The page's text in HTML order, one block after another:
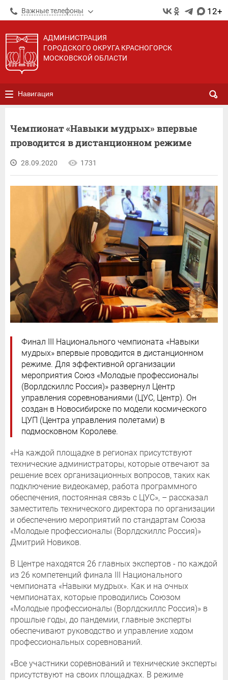
Важные телефоны 12+
АДМИНИСТРАЦИЯ
ГОРОДСКОГО ОКРУГА КРАСНОГОРСК
МОСКОВСКОЙ ОБЛАСТИ
Навигация
Чемпионат «Навыки мудрых» впервые
проводится в дистанционном режиме
28.09.2020 1731
Финал III Национального чемпионата «Навыки
мудрых» впервые проводится в дистанционном
режиме. Для эффективной организации
мероприятия Союз «Молодые профессионалы
(Ворлдскиллс Россия)» развернул Центр
управления соревнованиями (ЦУС, Центр). Он
создан в Новосибирске по модели космического
ЦУП (Центра управления полетами) в
подмосковном Королеве.
«На каждой площадке в регионах присутствуют
технические администраторы, которые отвечают за
решение всех организационных вопросов, таких как
подключение видеокамер, работа программного
обеспечения, постоянная связь с ЦУС», – рассказал
заместитель технического директора по организации
и обеспечению мероприятий по стандартам Союза
«Молодые профессионалы (Ворлдскиллс Россия)»
Дмитрий Новиков.
В Центре находятся 26 главных экспертов - по каждой
из 26 компетенций финала III Национального
чемпионата «Навыки мудрых». Как и на очных
чемпионатах, которые проводились Союзом
«Молодые профессионалы (Ворлдскиллс Россия)» в
прошлые годы, до пандемии, главные эксперты
обеспечивают руководство и управление ходом
профессиональных соревнований.
«Все участники соревнований и технические эксперты
присутствуют на своих площадках. В режиме